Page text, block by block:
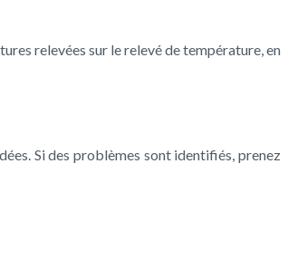
relevées sur le relevé de température, en
Si des problèmes sont identifiés, prenez